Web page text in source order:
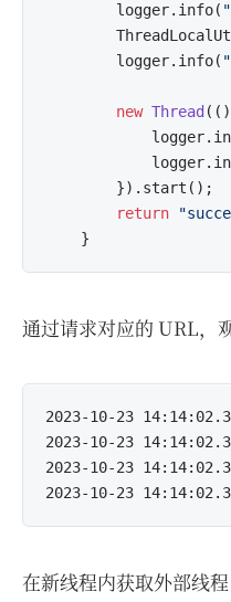
        logger.info(
        logger.info(
new Thread
        }).start();
return
通过请求对应的 URL，
2023-10-23
2023-10-23
2023-10-23
在新线程内获取外部线程